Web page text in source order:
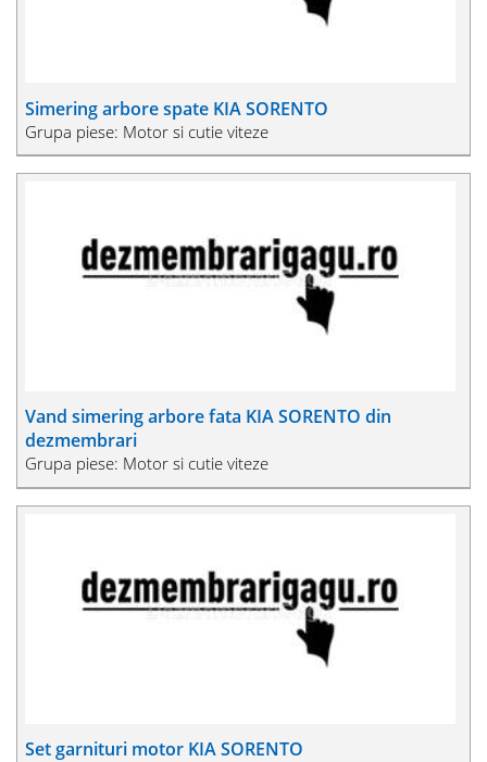
Simering arbore spate KIA SORENTO
Grupa piese: Motor si cutie viteze
Vand simering arbore fata KIA SORENTO din
dezmembrari
Grupa piese: Motor si cutie viteze
Set garnituri motor KIA SORENTO